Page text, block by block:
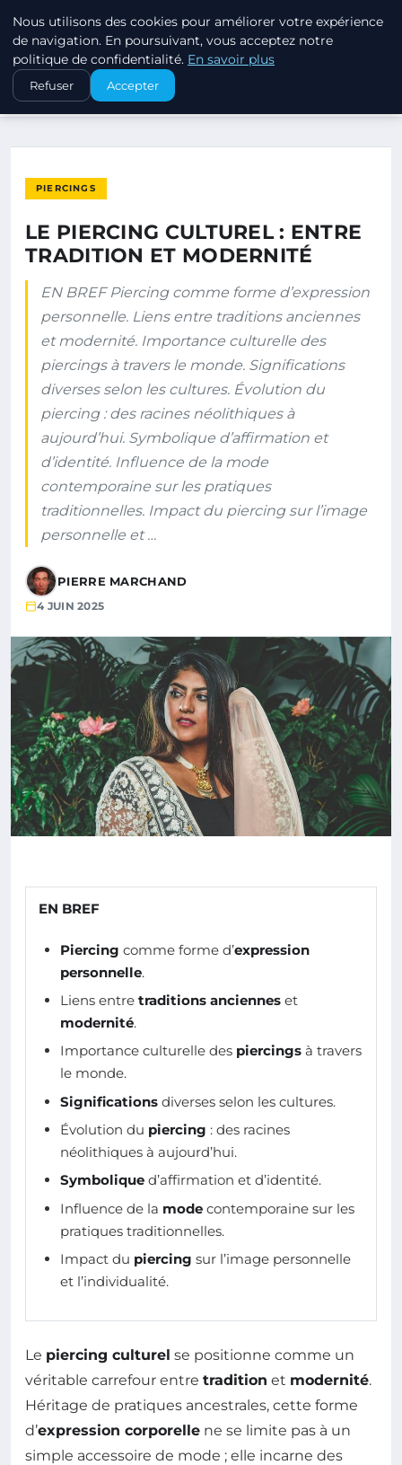
PIERCINGS ET PLUGS
ACCUEIL
PIERCINGS
LE PIERCING CULTUREL : ENTRE TRADITION ET MODERNITÉ
PIERCINGS
LE PIERCING CULTUREL : ENTRE
TRADITION ET MODERNITÉ
EN BREF Piercing comme forme d’expression
personnelle. Liens entre traditions anciennes
et modernité. Importance culturelle des
piercings à travers le monde. Significations
diverses selon les cultures. Évolution du
piercing : des racines néolithiques à
aujourd’hui. Symbolique d’affirmation et
d’identité. Influence de la mode
contemporaine sur les pratiques
traditionnelles. Impact du piercing sur l’image
personnelle et …
PIERRE MARCHAND
4 JUIN 2025
EN BREF
Piercing comme forme d’expression
personnelle.
Liens entre traditions anciennes et
modernité.
Importance culturelle des piercings à travers
le monde.
Significations diverses selon les cultures.
Évolution du piercing : des racines
néolithiques à aujourd’hui.
Symbolique d’affirmation et d’identité.
Influence de la mode contemporaine sur les
pratiques traditionnelles.
Impact du piercing sur l’image personnelle
et l’individualité.
Le piercing culturel se positionne comme un
véritable carrefour entre tradition et modernité.
Héritage de pratiques ancestrales, cette forme
d’expression corporelle ne se limite pas à un
simple accessoire de mode ; elle incarne des
Nous utilisons des cookies pour améliorer votre expérience
de navigation. En poursuivant, vous acceptez notre
politique de confidentialité. En savoir plus
Refuser Accepter